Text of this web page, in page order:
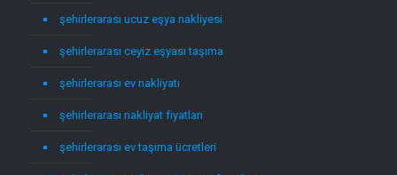
şehirlerarası ucuz eşya nakliyesi
şehirlerarası ceyiz eşyası taşıma
şehirlerarası ev nakliyatı
şehirlerarası nakliyat fiyatları
şehirlerarası ev taşıma ücretleri